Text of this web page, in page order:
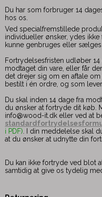
Du har som forbruger 14
hos os.
Ved specialfremstillede
individueller ønsker, ydes ikke
kunne genbruges eller sælges
Fortrydelsesfristen udløber
modtaget din vare, eller får
det drejer sig om en aftale
bestilt i én ordre, og som
Du skal inden 14 dage fra
du ønsker at fortryde dit køb.
info@wood-it.dk eller ved at
i PDF) . I din meddelelse skal
at du ønsker at udnytte din
Du kan ikke fortryde ved blot
samtidig at give os tydelig